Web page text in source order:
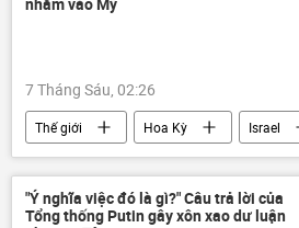
7 Tháng Sáu, 02:26
Thế giới Hoa Kỳ
Israel
Trung Đông
Lầu Năm Góc
"Ý nghĩa việc đó là gì?" Câu trả lời của
Tổng thống Putin gây xôn xao dư luận